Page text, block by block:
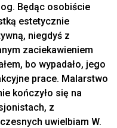
Będąc osobiście
estetycznie
niegdyś z
zaciekawieniem
bo wypadało, jego
prace. Malarstwo
kończyło się na
z
uwielbiam W.